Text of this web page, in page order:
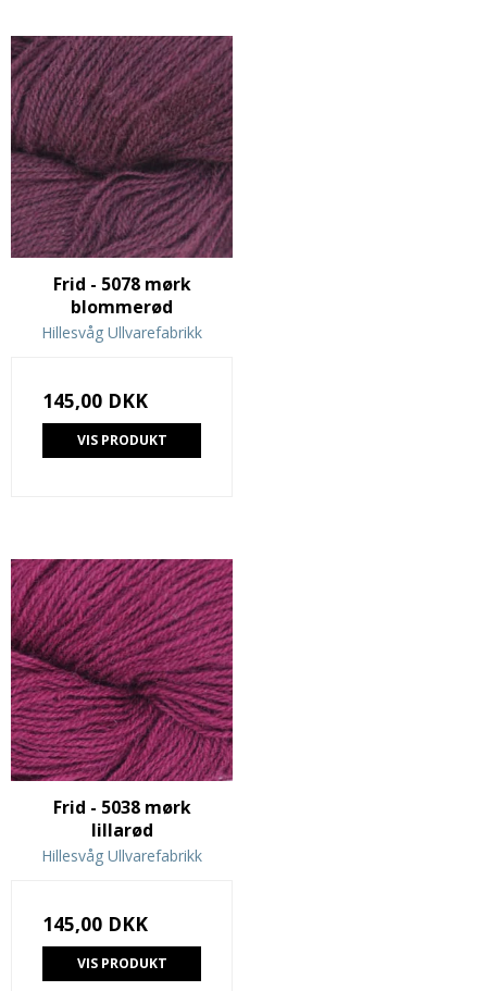
Frid - 5078 mørk
blommerød
Hillesvåg Ullvarefabrikk
145,00 DKK
VIS PRODUKT
Frid - 5038 mørk
lillarød
Hillesvåg Ullvarefabrikk
145,00 DKK
VIS PRODUKT